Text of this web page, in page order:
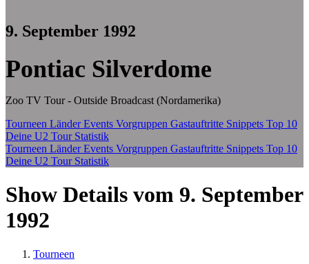
9. September 1992
Pontiac Silverdome
Zoo TV Tour - Outside Broadcast (Nordamerika)
Tourneen LänderEvents Vorgruppen Gastauftritte Snippets Top 10
Deine U2 Tour Statistik
Tourneen LänderEvents Vorgruppen Gastauftritte Snippets Top 10
Deine U2 Tour Statistik
Show Details vom 9. September
1992
Tourneen